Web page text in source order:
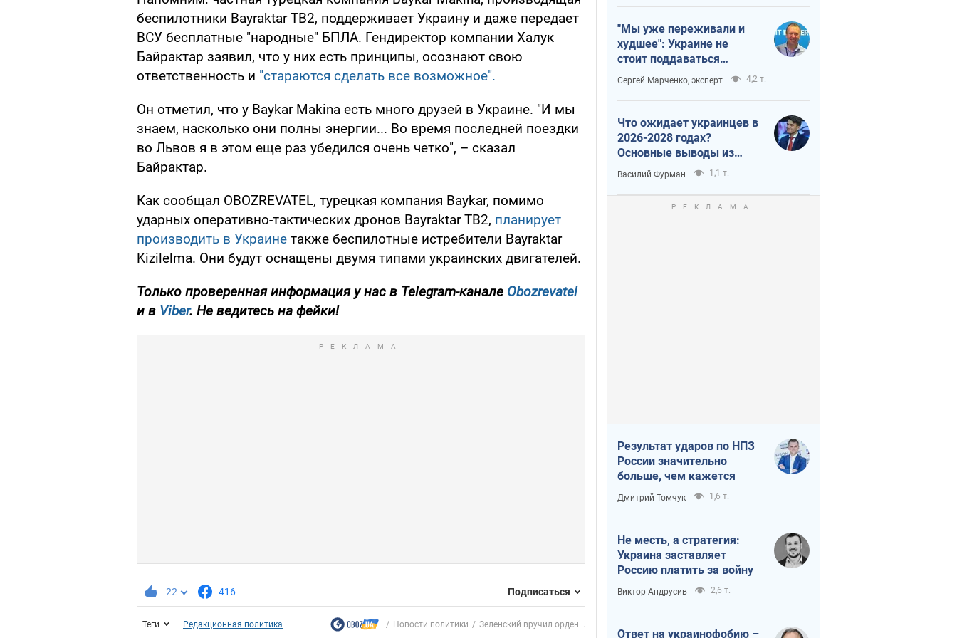
беспилотники Bayraktar TB2, поддерживает Украину и даже передает
ВСУ бесплатные "народные" БПЛА. Гендиректор компании Халук
Байрактар заявил, что у них есть принципы, осознают свою
ответственность и "стараются сделать все возможное".
Он отметил, что у Baykar Makina есть много друзей в Украине. "И мы
знаем, насколько они полны энергии... Во время последней поездки
во Львов я в этом еще раз убедился очень четко", – сказал
Байрактар.
Как сообщал OBOZREVATEL, турецкая компания Baykar, помимо
ударных оперативно-тактических дронов Bayraktar TB2, планирует
производить в Украине также беспилотные истребители Bayraktar
Kizilelma. Они будут оснащены двумя типами украинских двигателей.
Только проверенная информация у нас в Telegram-канале Obozrevatel
и в Viber. Не ведитесь на фейки!
22 416 Подписаться
Теги Редакционная политика Новости политики Зеленский вручил орден...
"Мы уже переживали и
худшее": Украине не
стоит поддаваться
отчаянию из-за
ракетного террора
Сергей Марченко, эксперт 4,2 т.
Что ожидает украинцев в
2026-2028 годах?
Основные выводы из
новых прогнозов от НБУ
Василий Фурман 1,1 т.
Результат ударов по НПЗ
России значительно
больше, чем кажется
Дмитрий Томчук 1,6 т.
Не месть, а стратегия:
Украина заставляет
Россию платить за войну
Виктор Андрусив 2,6 т.
Ответ на украинофобию –